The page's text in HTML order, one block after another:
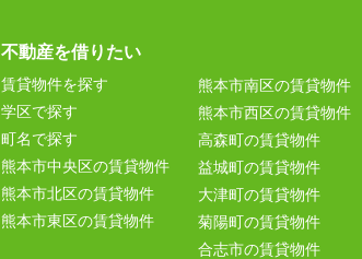
不動産を借りたい
賃貸物件を探す
学区で探す
町名で探す
熊本市中央区の賃貸物件
熊本市北区の賃貸物件
熊本市東区の賃貸物件
熊本市南区の賃貸物件
熊本市西区の賃貸物件
高森町の賃貸物件
益城町の賃貸物件
大津町の賃貸物件
菊陽町の賃貸物件
合志市の賃貸物件